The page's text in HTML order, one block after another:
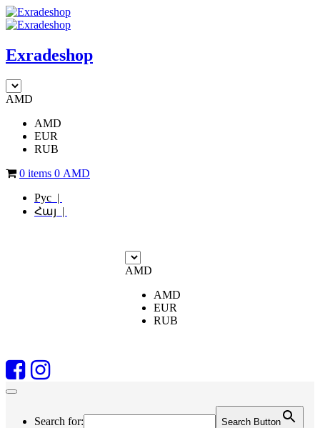
Exradeshop
AMD
AMD
EUR
RUB
0 items 0 AMD
Рус |
Հայ |
AMD
AMD
EUR
RUB
Search for: Search Button